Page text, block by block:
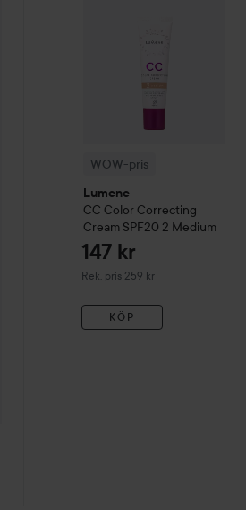
WOW-pris
Lumene
CC Color Correcting
Cream SPF20 2 Medium
147 kr
Rek. pris 259 kr
Rekommenderat pris 259 kr
KÖP